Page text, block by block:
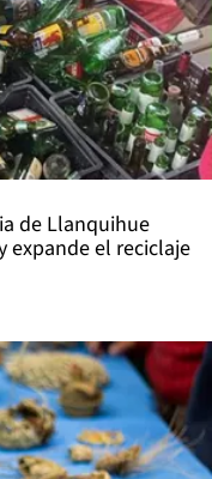
de Llanquihue
expande el reciclaje